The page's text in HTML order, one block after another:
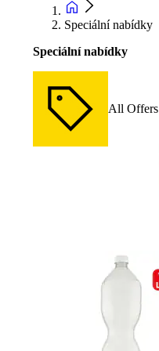
Speciální nabídky
Speciální nabídky
All Offers